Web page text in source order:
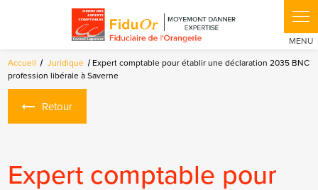
Accueil Juridique
Expert comptable pour établir une déclaration 2035 BNC
profession libérale à Saverne
Retour
Expert comptable pour
Panneau de gestion des cookies